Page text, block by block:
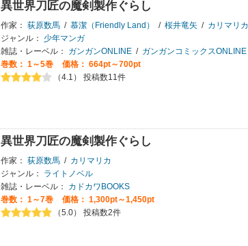
異世界刀匠の魔剣製作ぐらし
作家： 荻原数馬 / 慕潔（Friendly Land） / 桜井竜矢 / カリマリカ
ジャンル：
少年マンガ
雑誌・レーベル：
ガンガンONLINE / ガンガンコミックスONLINE
巻数： 1～5巻
価格： 664pt～700pt
（4.1） 投稿数11件
異世界刀匠の魔剣製作ぐらし
作家： 荻原数馬 / カリマリカ
ジャンル：
ライトノベル
雑誌・レーベル：
カドカワBOOKS
巻数： 1～7巻
価格： 1,300pt～1,450pt
（5.0） 投稿数2件